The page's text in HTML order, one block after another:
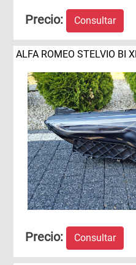
Precio: Consultar
ALFA ROMEO STELVIO BI
Precio: Consultar